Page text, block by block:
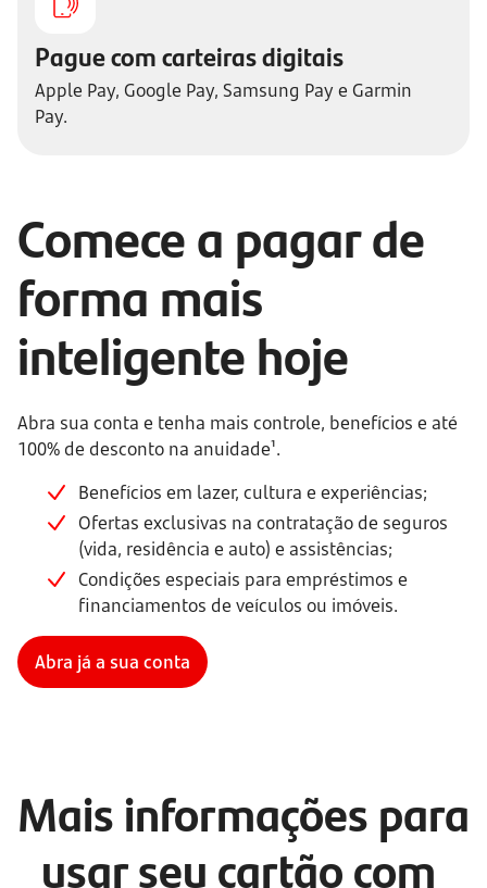
Pague com carteiras digitais
Apple Pay, Google Pay, Samsung Pay e Garmin
Pay.
Comece a pagar de
forma mais
inteligente hoje
Abra sua conta e tenha mais controle, benefícios e até
100% de desconto na anuidade¹.
Benefícios em lazer, cultura e experiências;
Ofertas exclusivas na contratação de seguros
(vida, residência e auto) e assistências;
Condições especiais para empréstimos e
financiamentos de veículos ou imóveis.
Abra já a sua conta
Mais informações para
usar seu cartão com